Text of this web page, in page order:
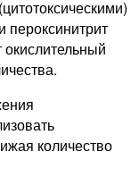
пероксинитрит
количество